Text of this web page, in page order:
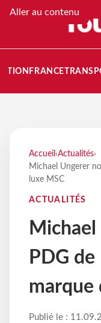
Aller au contenu
FRANCE
Accueil ›Actualités›
Michael Ungerer
luxe MSC
ACTUALITÉS
PDG
marque
Publié le :